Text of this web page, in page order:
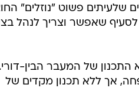
שלעיתים פשוט "נוזלים"
לסעיף שאפשר וצריך לנהל
התכנון של המעבר הבין-דורי.
אך ללא תכנון מקדים של